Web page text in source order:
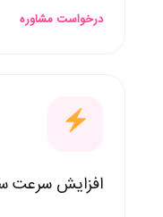
درخواست مشاوره
افزایش سرعت